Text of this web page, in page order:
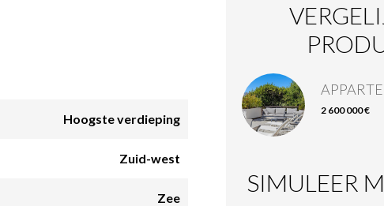
Hoogste verdieping
Zuid-west
Zee
2 600 000 €
SIMULEER